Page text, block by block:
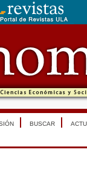
BUSCAR